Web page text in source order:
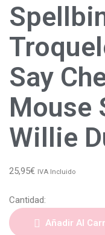
Say
Mouse
Willie
25,95€ IVA Incluido
Cantidad:
Añadir Al